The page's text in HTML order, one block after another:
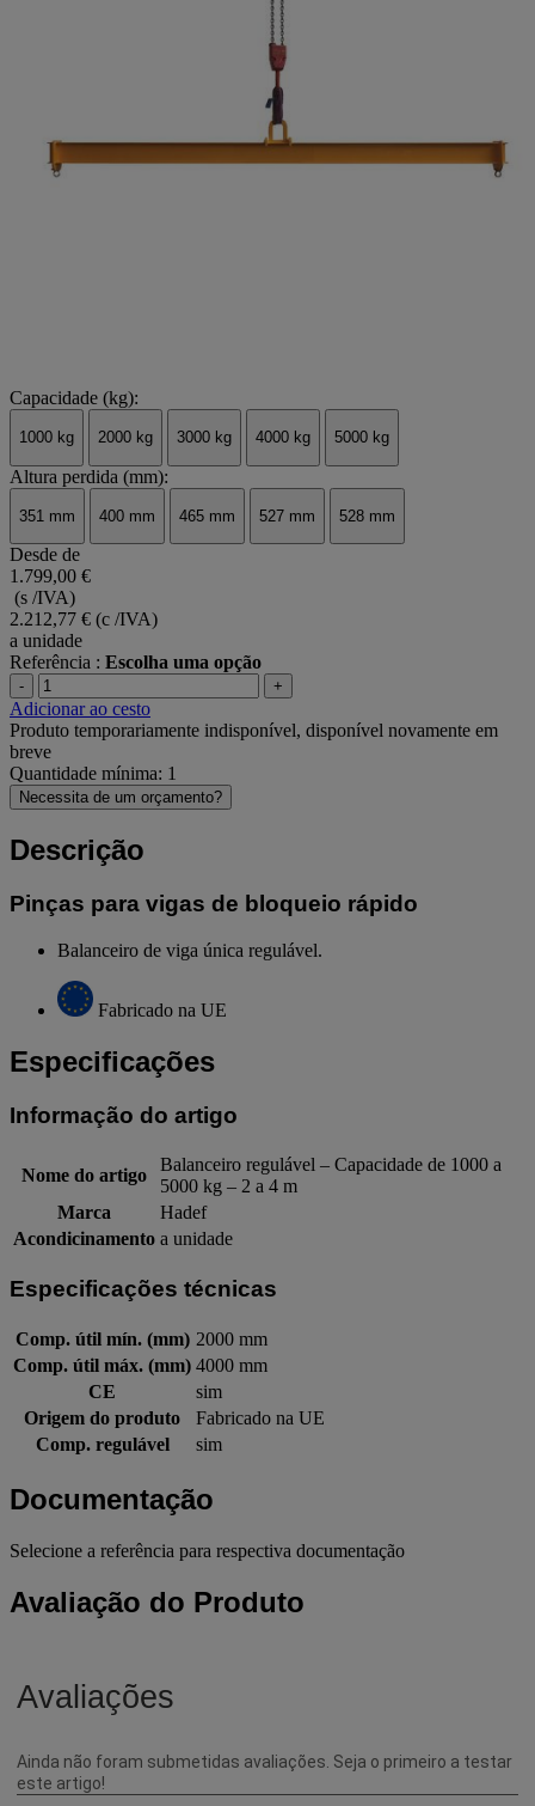
Capacidade (kg):
1000 kg 2000 kg 3000 kg 4000 kg 5000 kg
Altura perdida (mm):
351 mm 400 mm 465 mm 527 mm 528 mm
Desde de
1.799,00 €
(s /IVA)
2.212,77 € (c /IVA)
a unidade
Referência : Escolha uma opção
- +
Adicionar ao cesto
Produto temporariamente indisponível, disponível novamente em
breve
Quantidade mínima: 1
Necessita de um orçamento?
Descrição
Pinças para vigas de bloqueio rápido
Balanceiro de viga única regulável.
Fabricado na UE
Especificações
Informação do artigo
Nome do artigo
Balanceiro regulável – Capacidade de 1000 a
5000 kg – 2 a 4 m
Marca
Hadef
Acondicinamento a unidade
Especificações técnicas
Comp. útil mín. (mm) 2000 mm
Comp. útil máx. (mm) 4000 mm
CE
sim
Origem do produto
Fabricado na UE
Comp. regulável
sim
Documentação
Selecione a referência para respectiva documentação
Avaliação do Produto